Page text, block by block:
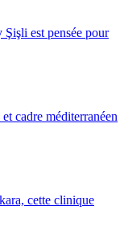
est pensée pour
cadre méditerranéen
cette clinique